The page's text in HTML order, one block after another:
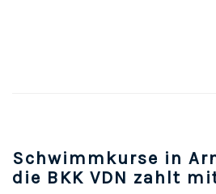
Schwimmkurse in
die BKK VDN zahlt